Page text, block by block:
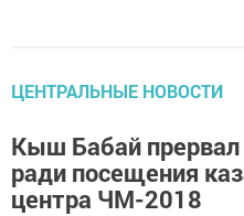
ЦЕНТРАЛЬНЫЕ НОВОСТИ
Кыш Бабай прервал
ради посещения
центра ЧМ-2018